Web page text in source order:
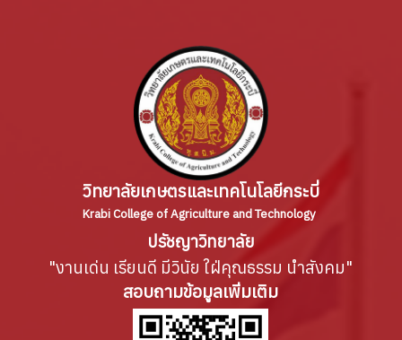
วิทยาลัยเกษตรและเทคโนโลยีกระบี่
Krabi College of Agriculture and Technology
ปรัชญาวิทยาลัย
"งานเด่น เรียนดี มีวินัย ใฝ่คุณธรรม นำสังคม"
สอบถามข้อมูลเพิ่มเติม